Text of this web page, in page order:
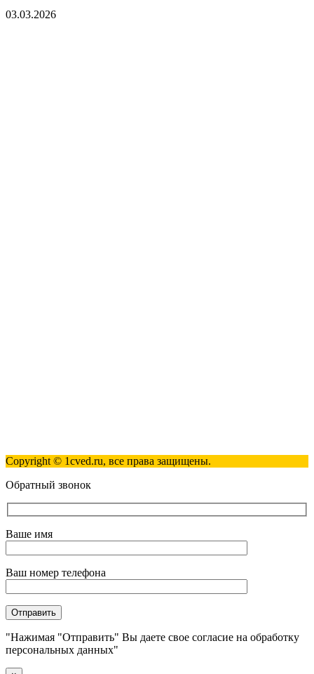
03.03.2026
Copyright © 1cved.ru, все права защищены.
Обратный звонок
Ваше имя
Ваш номер телефона
"Нажимая "Отправить" Вы даете свое согласие на обработку
персональных данных"